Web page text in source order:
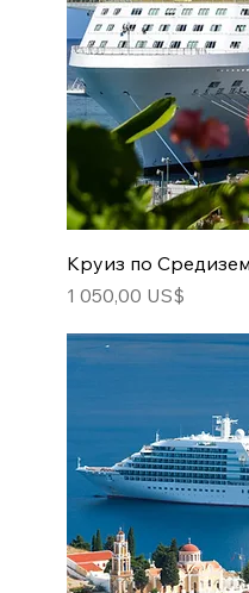
Круиз по
Цена
1 050,00 US$